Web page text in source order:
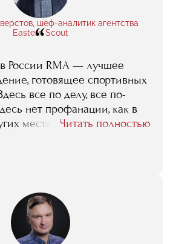
шеф-аналитик агентства
Eastern Scout
“
России RMA — лучшее
готовящее спортивных
все по делу, все по-
нет профанации, как в
местах, где студенты из
нового открыть или
Читать полностью